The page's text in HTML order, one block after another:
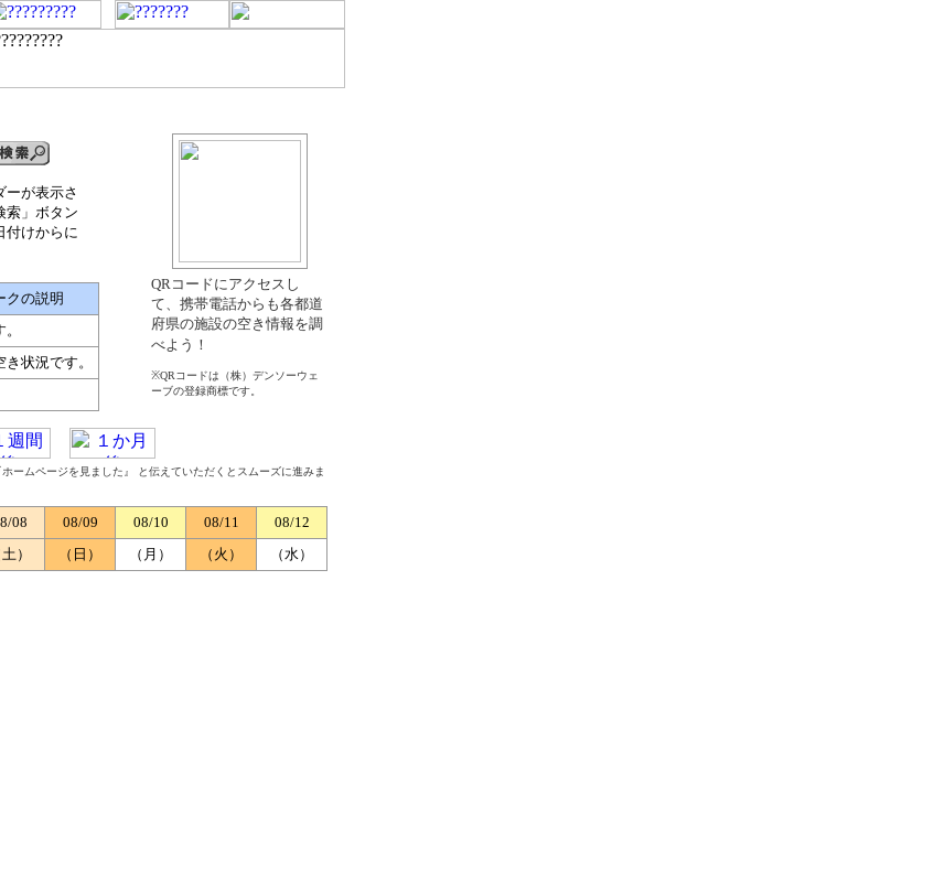
が表示さ
索」ボタン
付けからに
クの説明
状況です。
QRコードにアクセスし
て、携帯電話からも各都道
府県の施設の空き情報を調
べよう！
※QRコードは（株）デンソーウェ
ーブの登録商標です。
ームページを見ました』 と伝えていただくとスムーズに進みま
08 08/09 08/10 08/11
08/12
土） （日） （月） （火） （水）